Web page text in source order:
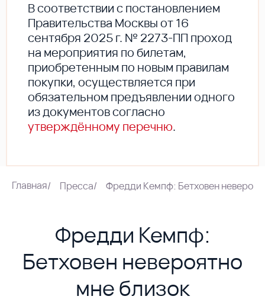
В соответствии с постановлением
Правительства Москвы от 16
сентября 2025 г. № 2273-ПП проход
на мероприятия по билетам,
приобретенным по новым правилам
покупки, осуществляется при
обязательном предъявлении одного
из документов согласно
утверждённому перечню.
Главная/ Пресса/ Фредди Кемпф: Бетховен
Фредди Кемпф:
Бетховен невероятно
мне близок